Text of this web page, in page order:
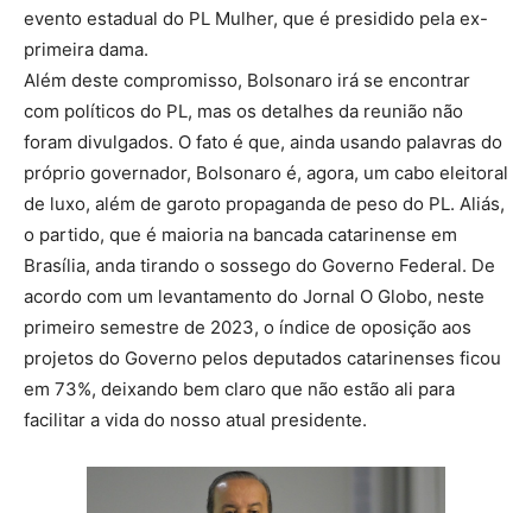
evento estadual do PL Mulher, que é presidido pela ex-
primeira dama.
Além deste compromisso, Bolsonaro irá se encontrar
com políticos do PL, mas os detalhes da reunião não
foram divulgados. O fato é que, ainda usando palavras do
próprio governador, Bolsonaro é, agora, um cabo eleitoral
de luxo, além de garoto propaganda de peso do PL. Aliás,
o partido, que é maioria na bancada catarinense em
Brasília, anda tirando o sossego do Governo Federal. De
acordo com um levantamento do Jornal O Globo, neste
primeiro semestre de 2023, o índice de oposição aos
projetos do Governo pelos deputados catarinenses ficou
em 73%, deixando bem claro que não estão ali para
facilitar a vida do nosso atual presidente.